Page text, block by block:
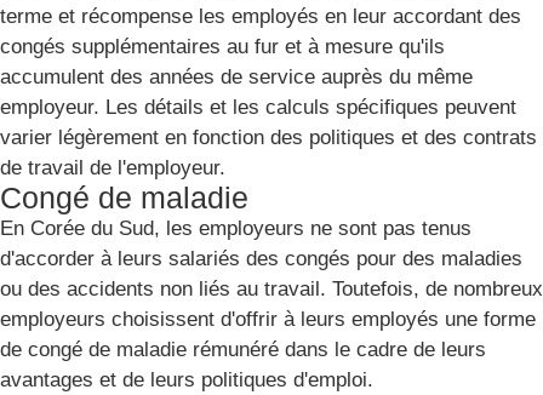
terme et récompense les employés en leur accordant des
congés supplémentaires au fur et à mesure qu'ils
accumulent des années de service auprès du même
employeur. Les détails et les calculs spécifiques peuvent
varier légèrement en fonction des politiques et des contrats
de travail de l'employeur.
Congé de maladie
En Corée du Sud, les employeurs ne sont pas tenus
d'accorder à leurs salariés des congés pour des maladies
ou des accidents non liés au travail. Toutefois, de nombreux
employeurs choisissent d'offrir à leurs employés une forme
de congé de maladie rémunéré dans le cadre de leurs
avantages et de leurs politiques d'emploi.